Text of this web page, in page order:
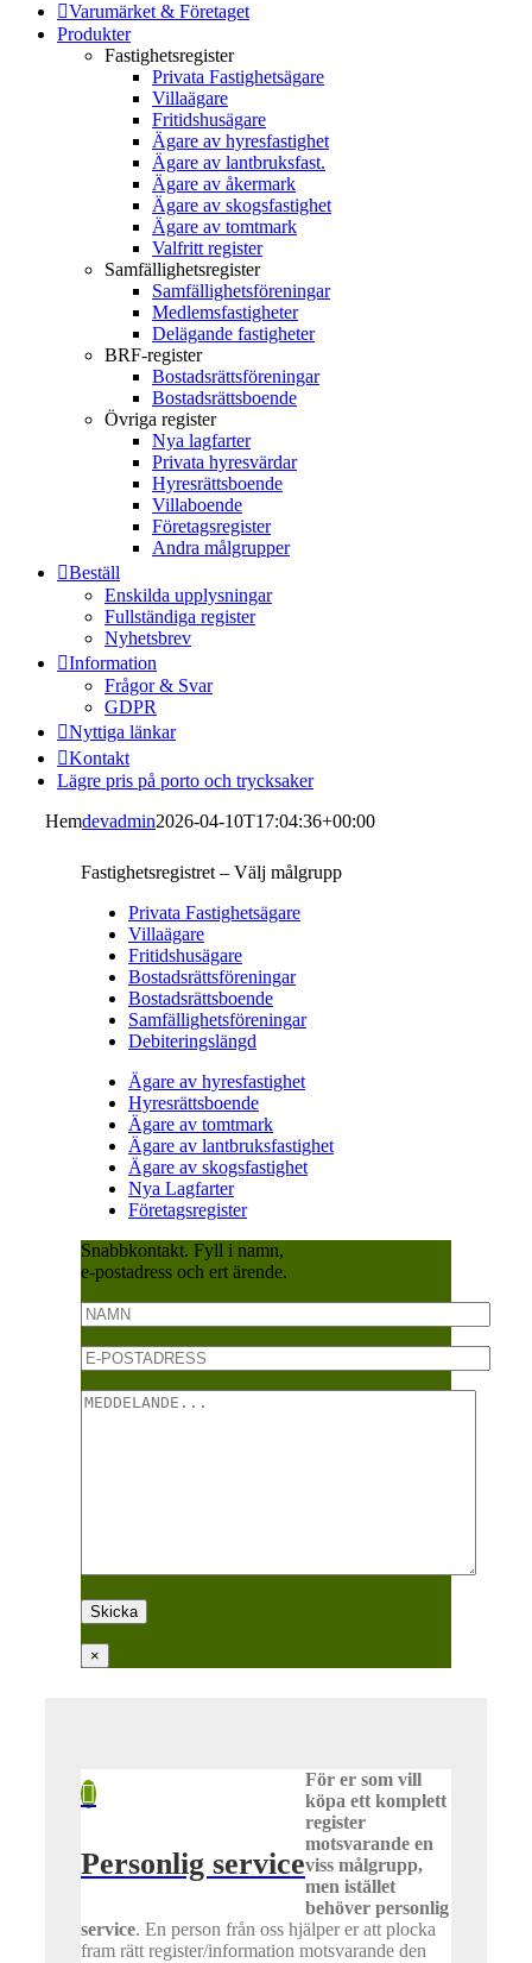
Varumärket & Företaget
Produkter
Fastighetsregister
Privata Fastighetsägare
Villaägare
Fritidshusägare
Ägare av hyresfastighet
Ägare av lantbruksfast.
Ägare av åkermark
Ägare av skogsfastighet
Ägare av tomtmark
Valfritt register
Samfällighetsregister
Samfällighetsföreningar
Medlemsfastigheter
Delägande fastigheter
BRF-register
Bostadsrättsföreningar
Bostadsrättsboende
Övriga register
Nya lagfarter
Privata hyresvärdar
Hyresrättsboende
Villaboende
Företagsregister
Andra målgrupper
Beställ
Enskilda upplysningar
Fullständiga register
Nyhetsbrev
Information
Frågor & Svar
GDPR
Nyttiga länkar
Kontakt
Lägre pris på porto och trycksaker
Hemdevadmin2026-04-10T17:04:36+00:00
Fastighetsregistret – Välj målgrupp
Privata Fastighetsägare
Villaägare
Fritidshusägare
Bostadsrättsföreningar
Bostadsrättsboende
Samfällighetsföreningar
Debiteringslängd
Ägare av hyresfastighet
Hyresrättsboende
Ägare av tomtmark
Ägare av lantbruksfastighet
Ägare av skogsfastighet
Nya Lagfarter
Företagsregister
Snabbkontakt. Fyll i namn,
e-postadress och ert ärende.
×
Personlig service
För er som vill
köpa ett komplett
register
motsvarande en
viss målgrupp,
men istället
behöver personlig
service. En person från oss hjälper er att plocka
fram rätt register/information motsvarande den